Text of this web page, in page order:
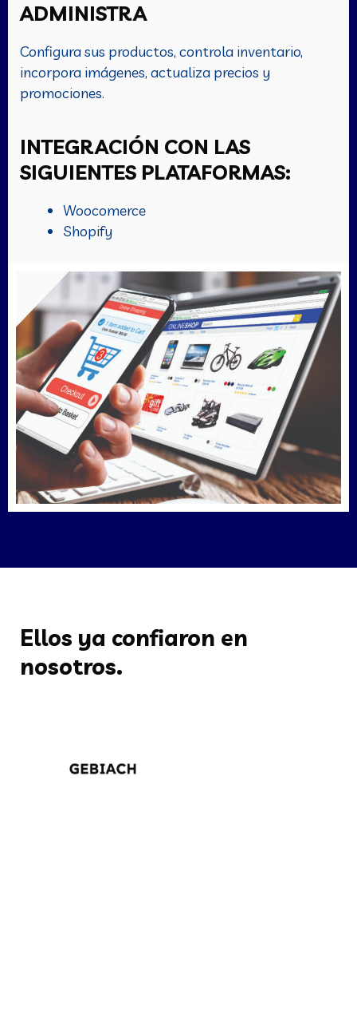
ADMINISTRA
Configura sus productos, controla inventario,
incorpora imágenes, actualiza precios y
promociones.
INTEGRACIÓN CON LAS
SIGUIENTES PLATAFORMAS:
Woocomerce
Shopify
Ellos ya confiaron en
nosotros.